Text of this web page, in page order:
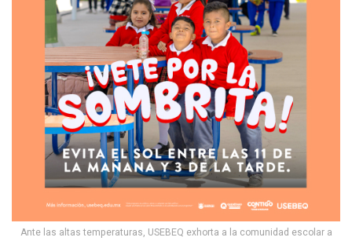
Ante las altas temperaturas, USEBEQ exhorta a la comunidad escolar a